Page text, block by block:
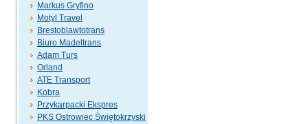
Markus Gryfino
Motyl Travel
Brestoblawtotrans
Biuro Madeltrans
Adam Turs
Orland
ATE Transport
Kobra
Przykarpacki Ekspres
PKS Ostrowiec Świętokrzyski